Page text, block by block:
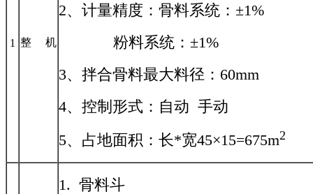
1 整 机
2、计量精度：骨料系统：±1%
粉料系统：±1%
3、拌合骨料最大料径：60mm
4、控制形式：自动 手动
5、占地面积：长*宽45×15=675m2
1. 骨料斗